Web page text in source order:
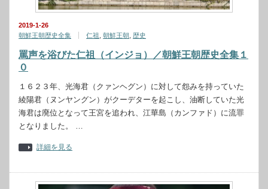
2019-1-26
朝鮮王朝歴史全集
仁祖 朝鮮王朝 歴史
罵声を浴びた仁祖（インジョ）／朝鮮王朝歴史全集１
０
１６２３年、光海君（クァンヘグン）に対して怨みを持っていた
綾陽君（ヌンヤングン）がクーデターを起こし、油断していた光
海君は廃位となって王宮を追われ、江華島（カンファド）に流罪
となりました。 …
詳細を見る